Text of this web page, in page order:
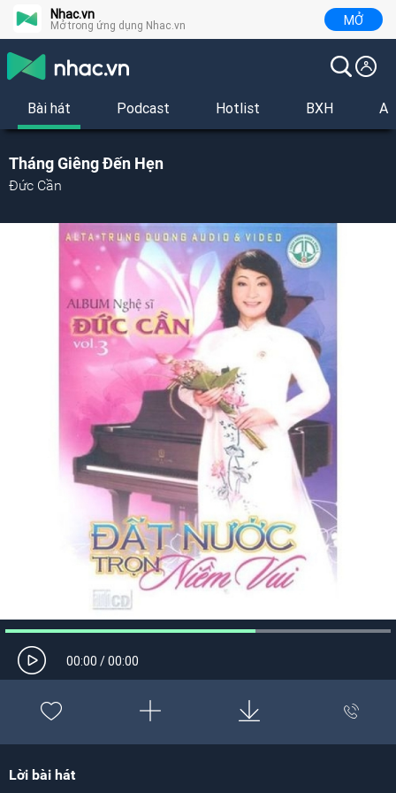
Nhac.vn
Mở trong ứng dụng Nhac.vn MỞ
Bài hát Podcast Hotlist BXH
Tháng Giêng Đến Hẹn
Đức Cần
00:00 /00:00
Lời bài hát